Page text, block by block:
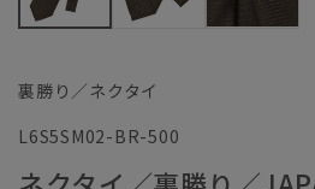
裏勝り／ネクタイ
L6S5SM02-BR-500